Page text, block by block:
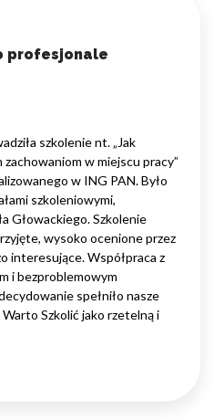
profesjonale
szkolenie nt. „Jak
w miejscu pracy”
w ING PAN. Było
szkoleniowymi,
Głowackiego. Szkolenie
wysoko ocenione przez
interesujące. Współpraca z
i bezproblemowym
spełniło nasze
Szkolić jako rzetelną i